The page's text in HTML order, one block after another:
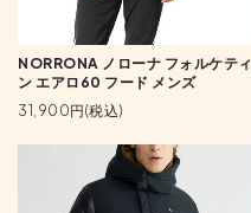
NORRONA ノローナ フォルケティ
ン エアロ60 フード メンズ
31,900円(税込)